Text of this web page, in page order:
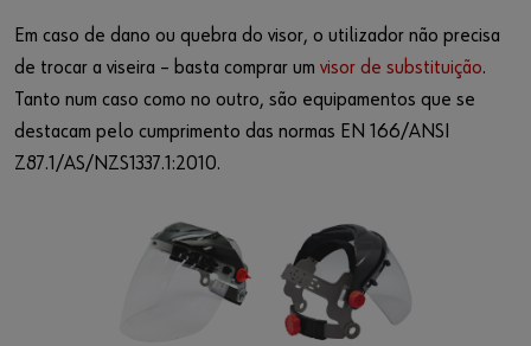
Em caso de dano ou quebra do visor, o utilizador não precisa
de trocar a viseira – basta comprar um visor de substituição.
Tanto num caso como no outro, são equipamentos que se
destacam pelo cumprimento das normas EN 166/ANSI
Z87.1/AS/NZS1337.1:2010.